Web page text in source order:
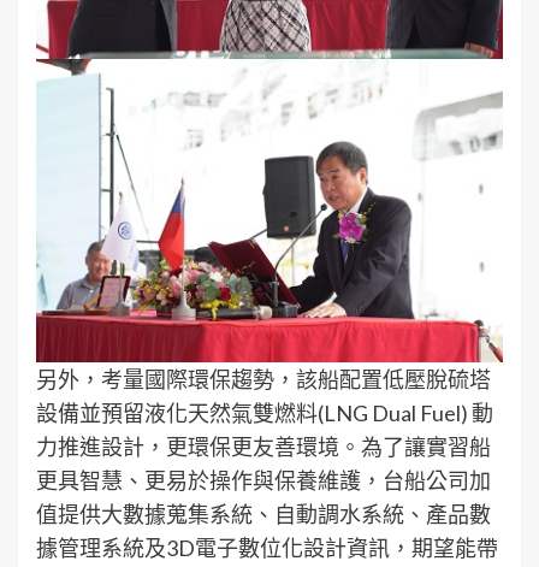
另外，考量國際環保趨勢，該船配置低壓脫硫塔
設備並預留液化天然氣雙燃料(LNG Dual Fuel) 動
力推進設計，更環保更友善環境。為了讓實習船
更具智慧、更易於操作與保養維護，台船公司加
值提供大數據蒐集系統、自動調水系統、產品數
據管理系統及3D電子數位化設計資訊，期望能帶